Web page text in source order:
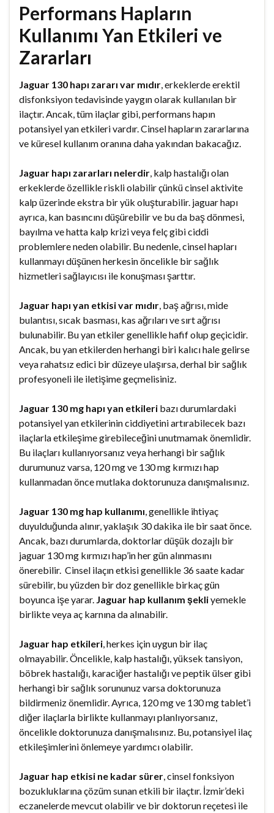
Performans Hapların
Kullanımı Yan Etkileri ve
Zararları
Jaguar 130 hapı zararı var mıdır, erkeklerde erektil
disfonksiyon tedavisinde yaygın olarak kullanılan bir
ilaçtır. Ancak, tüm ilaçlar gibi, performans hapın
potansiyel yan etkileri vardır. Cinsel hapların zararlarına
ve küresel kullanım oranına daha yakından bakacağız.
Jaguar hapı zararları nelerdir, kalp hastalığı olan
erkeklerde özellikle riskli olabilir çünkü cinsel aktivite
kalp üzerinde ekstra bir yük oluşturabilir. jaguar hapı
ayrıca, kan basıncını düşürebilir ve bu da baş dönmesi,
bayılma ve hatta kalp krizi veya felç gibi ciddi
problemlere neden olabilir. Bu nedenle, cinsel hapları
kullanmayı düşünen herkesin öncelikle bir sağlık
hizmetleri sağlayıcısı ile konuşması şarttır.
Jaguar hapı yan etkisi var mıdır, baş ağrısı, mide
bulantısı, sıcak basması, kas ağrıları ve sırt ağrısı
bulunabilir. Bu yan etkiler genellikle hafif olup geçicidir.
Ancak, bu yan etkilerden herhangi biri kalıcı hale gelirse
veya rahatsız edici bir düzeye ulaşırsa, derhal bir sağlık
profesyoneli ile iletişime geçmelisiniz.
Jaguar 130 mg hapı yan etkileri bazı durumlardaki
potansiyel yan etkilerinin ciddiyetini artırabilecek bazı
ilaçlarla etkileşime girebileceğini unutmamak önemlidir.
Bu ilaçları kullanıyorsanız veya herhangi bir sağlık
durumunuz varsa, 120 mg ve 130 mg kırmızı hap
kullanmadan önce mutlaka doktorunuza danışmalısınız.
Jaguar 130 mg hap kullanımı, genellikle ihtiyaç
duyulduğunda alınır, yaklaşık 30 dakika ile bir saat önce.
Ancak, bazı durumlarda, doktorlar düşük dozajlı bir
jaguar 130 mg kırmızı hap’in her gün alınmasını
önerebilir. Cinsel ilaçın etkisi genellikle 36 saate kadar
sürebilir, bu yüzden bir doz genellikle birkaç gün
boyunca işe yarar. Jaguar hap kullanım şekliyemekle
birlikte veya aç karnına da alınabilir.
Jaguar hap etkileri, herkes için uygun bir ilaç
olmayabilir. Öncelikle, kalp hastalığı, yüksek tansiyon,
böbrek hastalığı, karaciğer hastalığı ve peptik ülser gibi
herhangi bir sağlık sorununuz varsa doktorunuza
bildirmeniz önemlidir. Ayrıca, 120 mg ve 130 mg tablet’i
diğer ilaçlarla birlikte kullanmayı planlıyorsanız,
öncelikle doktorunuza danışmalısınız. Bu, potansiyel ilaç
etkileşimlerini önlemeye yardımcı olabilir.
Jaguar hap etkisi ne kadar sürer, cinsel fonksiyon
bozukluklarına çözüm sunan etkili bir ilaçtır. İzmir’deki
eczanelerde mevcut olabilir ve bir doktorun reçetesi ile